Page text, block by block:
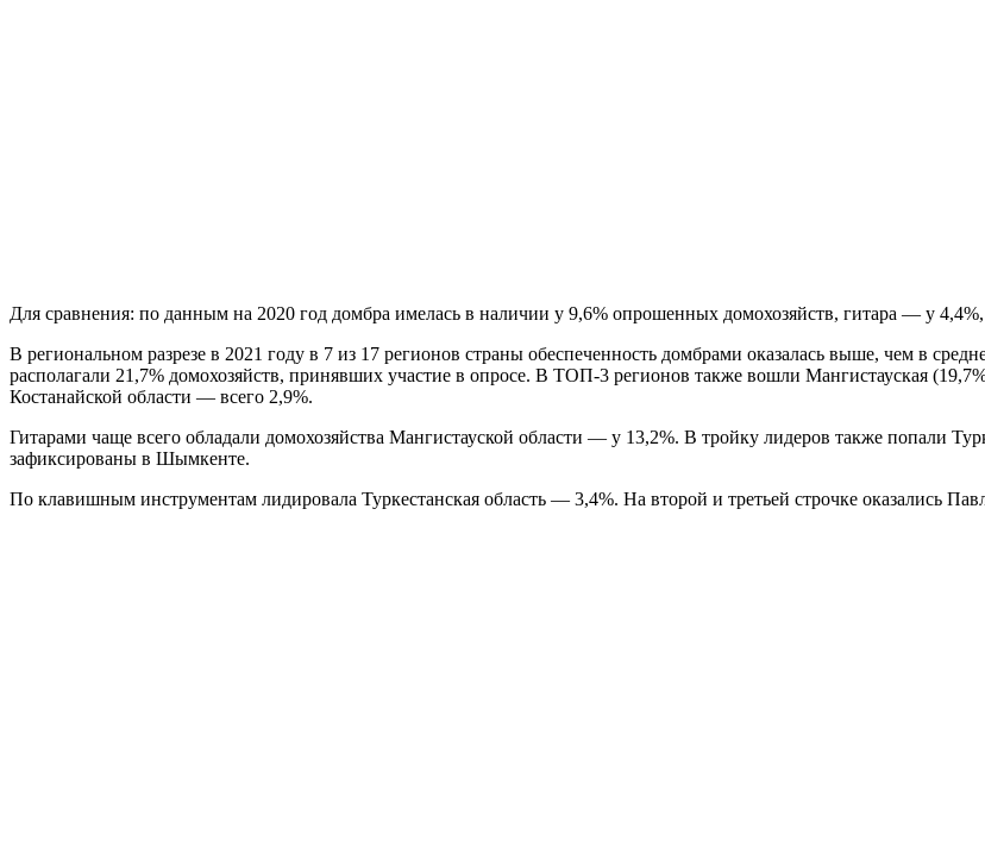
Для сравнения: по данным на 2020 год домбра имелась в наличии у 9,6% опрошенных домохозяйств, гитара — у
В региональном разрезе в 2021 году в 7 из 17 регионов страны обеспеченность домбрами оказалась выше, чем в
располагали 21,7% домохозяйств, принявших участие в опросе. В ТОП-3 регионов также вошли Мангистауская
Костанайской области — всего 2,9%.
Гитарами чаще всего обладали домохозяйства Мангистауской области — у 13,2%. В тройку лидеров также попали
зафиксированы в Шымкенте.
По клавишным инструментам лидировала Туркестанская область — 3,4%. На второй и третьей строчке оказались